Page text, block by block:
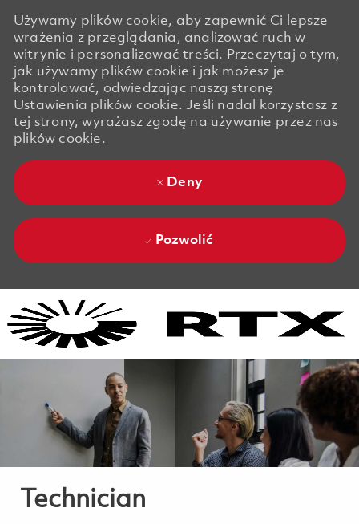
Używamy plików cookie, aby zapewnić Ci lepsze
wrażenia z przeglądania, analizować ruch w
witrynie i personalizować treści. Przeczytaj o tym,
jak używamy plików cookie i jak możesz je
kontrolować, odwiedzając naszą stronę
Ustawienia plików cookie. Jeśli nadal korzystasz z
tej strony, wyrażasz zgodę na używanie przez nas
plików cookie.
Deny
Pozwolić
Technician